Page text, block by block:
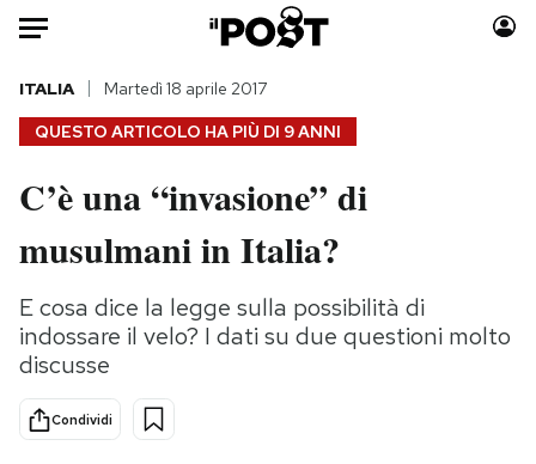
HOME
Italia
Politica
Tecnologia
Internet
Scienza
Cultura
Economia
Moda
Consumismi
Storie/Idee
Ok Boomer!
QUESTO ARTICOLO HA PIÙ DI 9 ANNI
ITALIA Martedì 18 aprile 2017
C’è una “invasione” di
musulmani in Italia?
E cosa dice la legge sulla possibilità di
indossare il velo? I dati su due questioni molto
discusse
Condividi